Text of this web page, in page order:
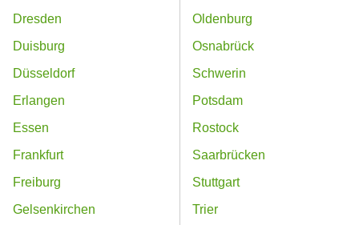
Dresden
Duisburg
Düsseldorf
Erlangen
Essen
Frankfurt
Freiburg
Gelsenkirchen
Oldenburg
Osnabrück
Schwerin
Potsdam
Rostock
Saarbrücken
Stuttgart
Trier